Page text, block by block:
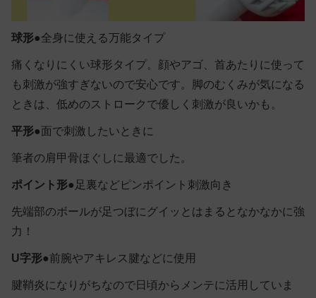
球形●全身に使える万能タイプ
痛くなりにくい球形タイプ。顔やアゴ、首あたりに使って
も刺激が強すぎないので安心です。脚のむくみが気になる
ときは、低めのストロークで優しく刺激が良いかも。
平形●面で刺激したいときに
筆者の肩甲骨ほぐしに最適でした。
ポイント形● 足裏などピンポイント刺激向き
先端部のボールが足つぼにグイッとはまるとなかなかに強
力！
U字形●前腕やアキレス腱などに使用
腱鞘炎になりがちなので日頃からメンテに活用していま